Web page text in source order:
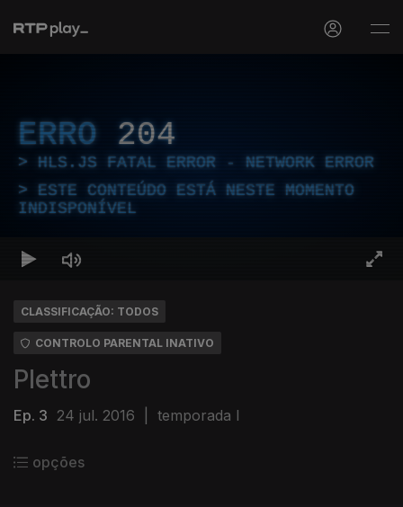
ERRO 204
HLS.JS FATAL ERROR - NETWORK ERROR
ESTE CONTEÚDO ESTÁ NESTE MOMENTO
INDISPONÍVEL
CLASSIFICAÇÃO: TODOS
CONTROLO PARENTAL INATIVO
Plettro
Ep. 3 24 jul. 2016 temporada I
opções